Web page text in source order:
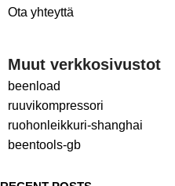
Ota yhteyttä
Muut verkkosivustot
beenload
ruuvikompressori
ruohonleikkuri-shanghai
beentools-gb